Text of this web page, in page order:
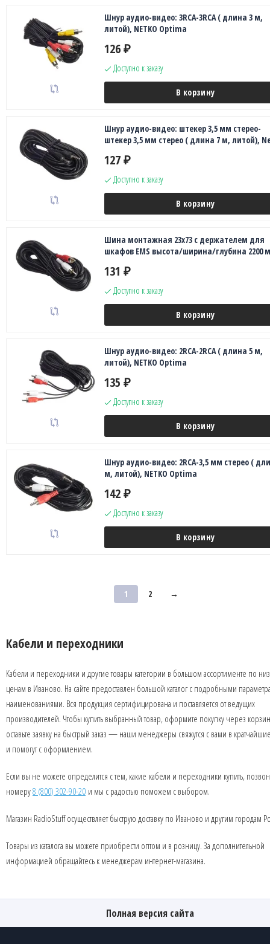
Шнур аудио-видео: 3RCA-3RCA ( длина 3 м,
литой), NETKO Optima
126 ₽
Доступно к заказу
В корзину
Шнур аудио-видео: штекер 3,5 мм стерео-
штекер 3,5 мм стерео ( длина 7 м, литой),
127 ₽
Доступно к заказу
В корзину
Шина монтажная 23х73 с держателем для
шкафов EMS высота/ширина/глубина 2200
131 ₽
Доступно к заказу
В корзину
Шнур аудио-видео: 2RCA-2RCA ( длина 5 м,
литой), NETKO Optima
135 ₽
Доступно к заказу
В корзину
Шнур аудио-видео: 2RCA-3,5 мм стерео (
м, литой), NETKO Optima
142 ₽
Доступно к заказу
В корзину
1 2 →
Кабели и переходники
Кабели и переходники и другие товары категории в большом ассортименте по
ценам в Иваново. На сайте предоставлен большой каталог с подробными
наименованиями. Вся продукция сертифицирована и поставляется от ведущих
производителей. Чтобы купить выбранный товар, оформите покупку через
оставьте заявку на быстрый заказ — наши менеджеры свяжутся с вами в
и помогут с оформлением.
Если вы не можете определится с тем, какие кабели и переходники купить,
номеру8 (800) 302-90-20 и мы с радостью поможем с выбором.
Магазин RadioStuff осуществляет быструю доставку по Иваново и другим городам
Товары из каталога вы можете приобрести оптом и в розницу. За дополнительной
информацией обращайтесь к менеджерам интернет-магазина.
Полная версия сайта